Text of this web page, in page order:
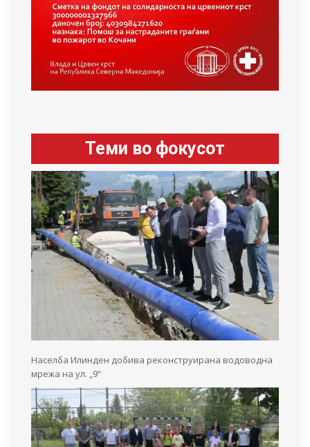
Теми во фокусот
Населба Илинден добива реконструирана водоводна
мрежа на ул. „9“